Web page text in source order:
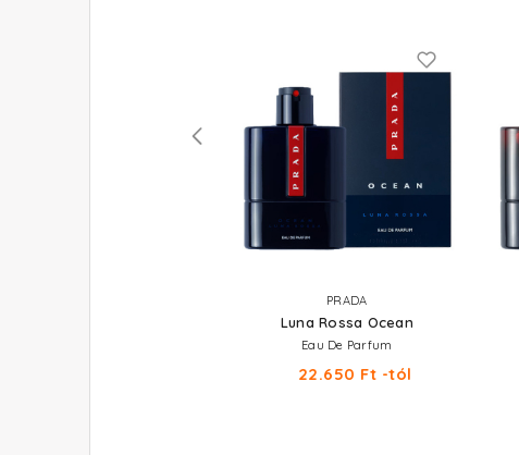
PRADA
Luna Rossa Ocean
Eau De Parfum
22.650 Ft -tól